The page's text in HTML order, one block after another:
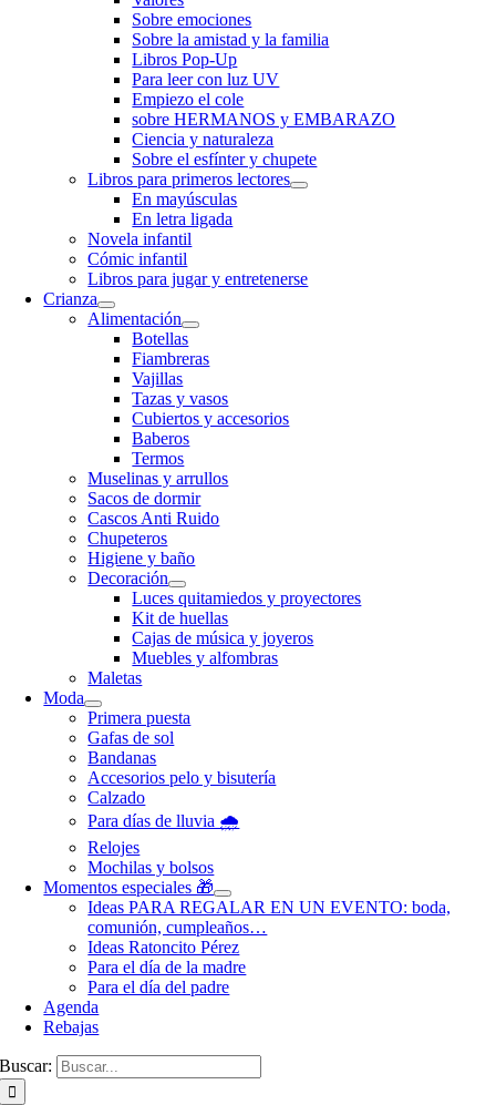
Sobre emociones
Sobre la amistad y la familia
Libros Pop-Up
Para leer con luz UV
Empiezo el cole
sobre HERMANOS y EMBARAZO
Ciencia y naturaleza
Sobre el esfínter y chupete
Libros para primeros lectores
En mayúsculas
En letra ligada
Novela infantil
Cómic infantil
Libros para jugar y entretenerse
Crianza
Alimentación
Botellas
Fiambreras
Vajillas
Tazas y vasos
Cubiertos y accesorios
Baberos
Termos
Muselinas y arrullos
Sacos de dormir
Cascos Anti Ruido
Chupeteros
Higiene y baño
Decoración
Luces quitamiedos y proyectores
Kit de huellas
Cajas de música y joyeros
Muebles y alfombras
Maletas
Moda
Primera puesta
Gafas de sol
Bandanas
Accesorios pelo y bisutería
Calzado
Para días de lluvia 🌧️
Relojes
Mochilas y bolsos
Momentos especiales 🎁
Ideas PARA REGALAR EN UN EVENTO: boda,
comunión, cumpleaños…
Ideas Ratoncito Pérez
Para el día de la madre
Para el día del padre
Agenda
Rebajas
Buscar: